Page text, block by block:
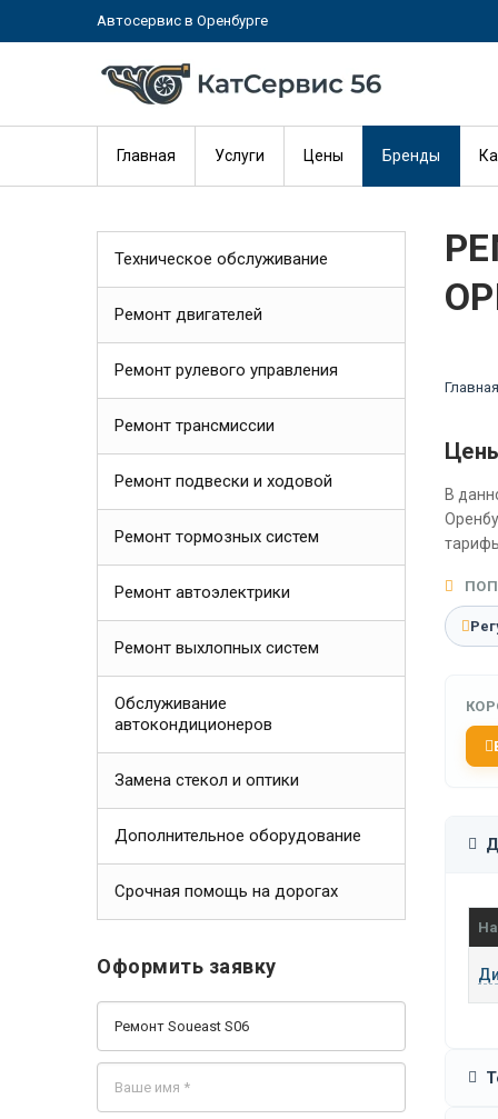
Автосервис в Оренбурге
Главная Услуги Цены Бренды
Главная
В
Техническое обслуживание
Ремонт двигателей
Ремонт рулевого управления
Ремонт трансмиссии
Ремонт подвески и ходовой
Ремонт тормозных систем
Ремонт автоэлектрики
Ремонт выхлопных систем
Обслуживание
автокондиционеров
Замена стекол и оптики
Дополнительное оборудование
Срочная помощь на дорогах
Оформить заявку